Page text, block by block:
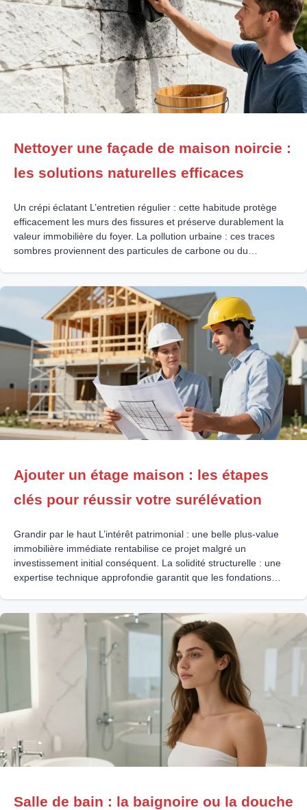
Nettoyer une façade de maison noircie :
les solutions naturelles efficaces
Un crépi éclatant L’entretien régulier : cette habitude protège
efficacement les murs des fissures et préserve durablement la
valeur immobilière du foyer. La pollution urbaine : ces traces
sombres proviennent des particules de carbone ou du
nettoient parfaitement
Ajouter un étage maison : les étapes
clés pour réussir votre surélévation
Grandir par le haut L’intérêt patrimonial : une belle plus-value
immobilière immédiate rentabilise ce projet malgré un
investissement initial conséquent. La solidité structurelle : une
expertise technique approfondie garantit que les fondations
accélérant grandement le
Salle de bain : la baignoire ou la douche